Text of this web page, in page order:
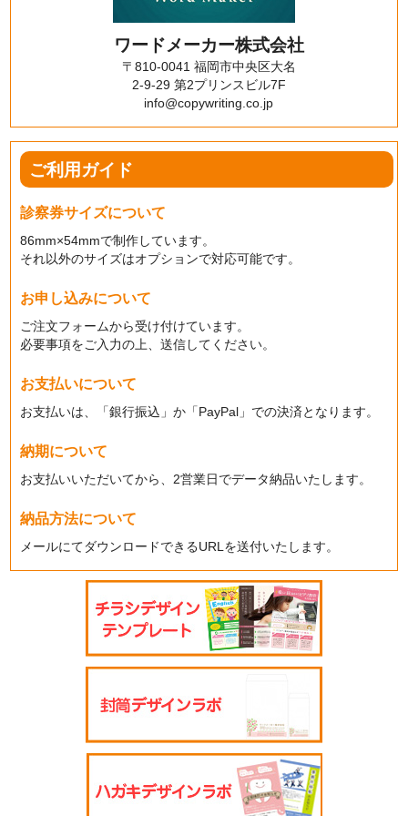
ワードメーカー株式会社
〒810-0041 福岡市中央区大名
2-9-29 第2プリンスビル7F
info@copywriting.co.jp
ご利用ガイド
診察券サイズについて
86mm×54mmで制作しています。
それ以外のサイズはオプションで対応可能です。
お申し込みについて
ご注文フォームから受け付けています。
必要事項をご入力の上、送信してください。
お支払いについて
お支払いは、「銀行振込」か「PayPal」での決済となります。
納期について
お支払いいただいてから、2営業日でデータ納品いたします。
納品方法について
メールにてダウンロードできるURLを送付いたします。